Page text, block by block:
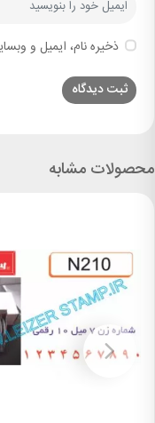
ذخیره نام، ایمیل و
محصولات مشابه